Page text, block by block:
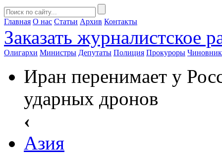
Главная О нас Статьи Архив Контакты
Заказать журналистское
Олигархи Министры Депутаты Полиция Прокуроры
Иран перенимает у
ударных дронов
‹
Азия